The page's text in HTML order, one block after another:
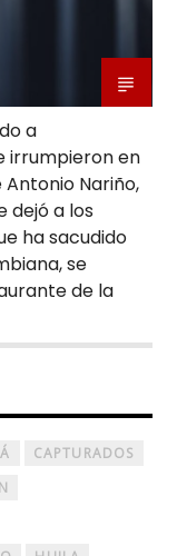
a
irrumpieron en
Nariño,
dejó a los
ha sacudido
se
de la
CAPTURADOS